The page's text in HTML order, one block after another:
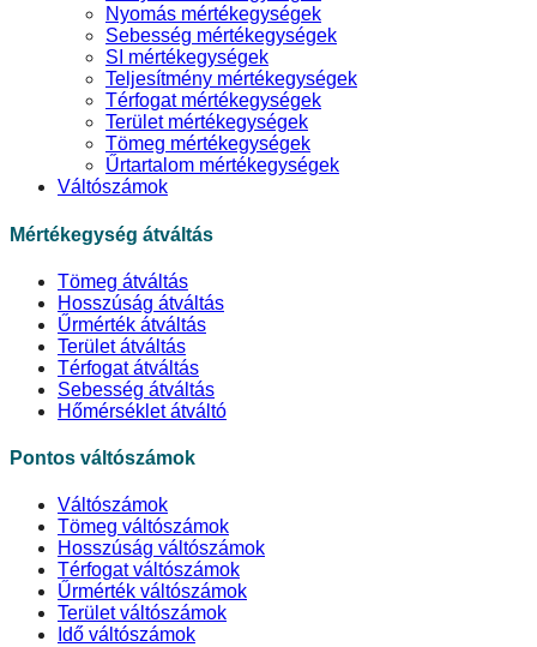
Nyomás mértékegységek
Sebesség mértékegységek
SI mértékegységek
Teljesítmény mértékegységek
Térfogat mértékegységek
Terület mértékegységek
Tömeg mértékegységek
Űrtartalom mértékegységek
Váltószámok
Mértékegység átváltás
Tömeg átváltás
Hosszúság átváltás
Űrmérték átváltás
Terület átváltás
Térfogat átváltás
Sebesség átváltás
Hőmérséklet átváltó
Pontos váltószámok
Váltószámok
Tömeg váltószámok
Hosszúság váltószámok
Térfogat váltószámok
Űrmérték váltószámok
Terület váltószámok
Idő váltószámok